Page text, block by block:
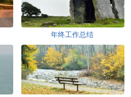
年终工作总结